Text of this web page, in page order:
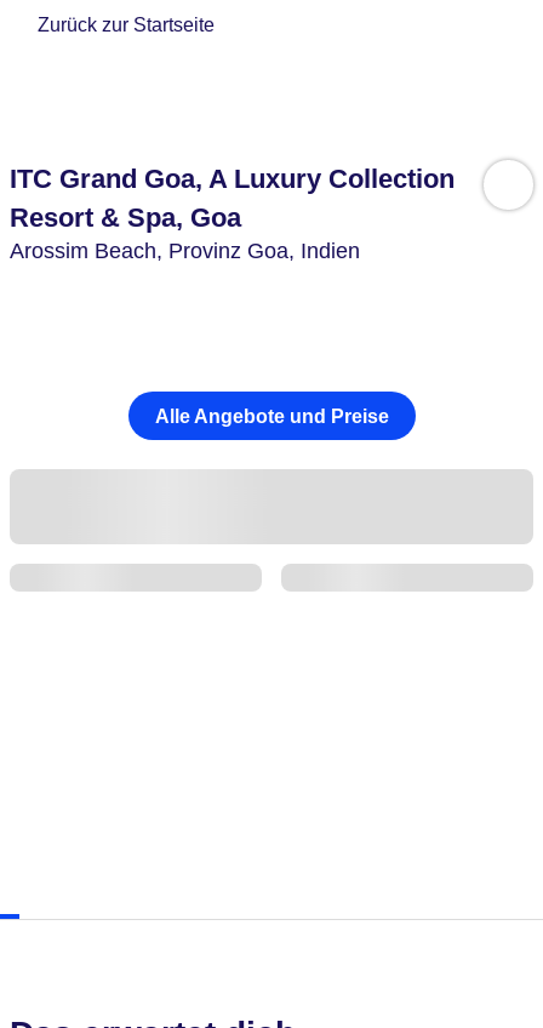
Zurück zur Startseite
ITC Grand Goa, A Luxury Collection
Resort & Spa, Goa
Arossim Beach, Provinz Goa, Indien
Alle Angebote und Preise